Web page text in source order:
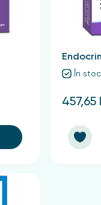
În stoc
457,65